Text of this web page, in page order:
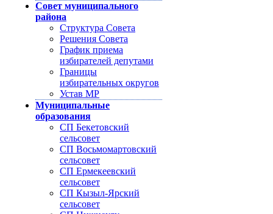
Совет муниципального
района
Структура Совета
Решения Совета
График приема
избирателей депутами
Границы
избирательных округов
Устав МР
Муниципальные
образования
СП Бекетовский
сельсовет
СП Восьмомартовский
сельсовет
СП Ермекеевский
сельсовет
СП Кызыл-Ярский
сельсовет